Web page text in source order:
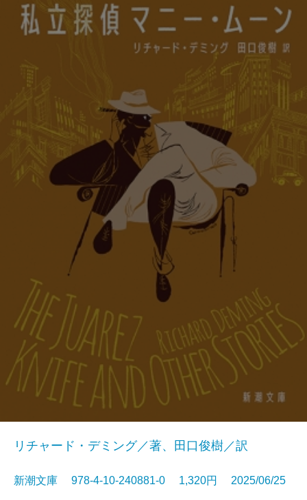
リチャード・デミング／著、田口俊樹／訳
新潮文庫 978-4-10-240881-0 1,320円 2025/06/25